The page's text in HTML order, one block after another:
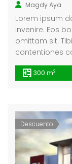
Magdy Aya
Lorem ipsum
invenire. Eos
omittam sit.
contentiones
300 m2
Descuento